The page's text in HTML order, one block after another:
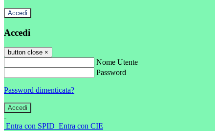
Accedi
Accedi
button close ×
Nome Utente
Password
Password dimenticata?
-
Entra con SPID Entra con CIE